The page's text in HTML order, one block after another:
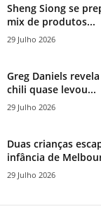
Sheng Siong se
mix de produtos...
29 Julho 2026
Greg Daniels
chili quase levou...
29 Julho 2026
Duas crianças
infância de
29 Julho 2026